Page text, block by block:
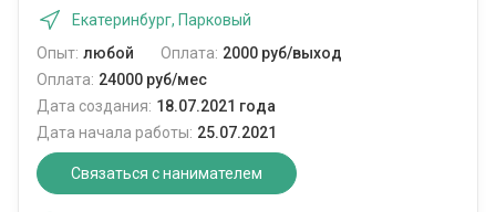
Екатеринбург, Парковый
Опыт: любой Оплата: 2000 руб/выход
Оплата: 24000 руб/мес
Дата создания: 18.07.2021 года
Дата начала работы: 25.07.2021
Связаться с нанимателем